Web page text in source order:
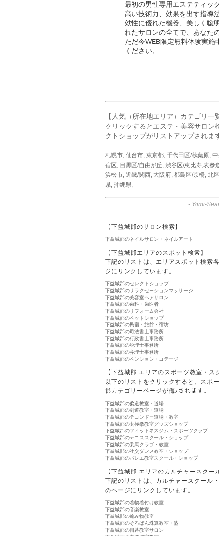
最初の男性専用エステティッ
高い技術力、効果を出す指導
効性に優れた機器、美しく聡
れたサロンの全てで、あなた
ただ今WEB限定無料体験実施
ください。
【人気（所在地エリア）カテゴリ一
クリックするとエステ・美容サロン
クトショップがリストアップされま
札幌市, 仙台市, 東京都, 千代田区/秋葉原,
宿区, 目黒区/自由が丘, 渋谷区/恵比寿,表参
浜松市, 近畿/関西, 大阪府, 都島区/京橋, 北
県, 沖縄県,
- Yomi-
【下益城郡のサロン検索】
下益城郡のネイルサロン・ネイルアート
【下益城郡エリアのスポット検索】
下記のリストは、エリアスポット検索
ジにリンクしています。
下益城郡のセレクトショップ
下益城郡のリラクゼーションマッサージ
下益城郡の美容室ヘアサロン
下益城郡の歯科・歯医者
下益城郡のリフォーム会社
下益城郡のペットショップ
下益城郡の民宿・旅館・宿坊
下益城郡の司法書士事務所
下益城郡の行政書士事務所
下益城郡の税理士事務所
下益城郡の弁理士事務所
下益城郡のペンション・コテージ
【下益城郡 エリアのスポーツ教室・ス
以下のリストをクリックすると、スポ
郡カテゴリーページが侮ｦされます。
下益城郡の柔道教室・道場
下益城郡の剣道教室・道場
下益城郡のテコンドー道場・教室
下益城郡の太極拳教室グッズショップ
下益城郡のフィットネスジム・スポーツクラブ
下益城郡のテニススクール・ショップ
下益城郡の乗馬クラブ・教室
下益城郡の社交ダンス教室・ショップ
下益城郡のバレエ教室スクール・ショップ
【下益城郡 エリアのカルチャースクー
下記のリストは、カルチャースクール
のページにリンクしています。
下益城郡の着物着付け教室
下益城郡の音楽教室
下益城郡の編み物教室
下益城郡のそろばん珠算教室・塾
下益城郡の囲碁教室サロン